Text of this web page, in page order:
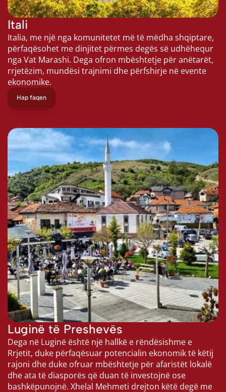
Itali
Italia, me një nga komunitetet më të mëdha shqiptare,
përfaqësohet me dinjitet përmes degës së udhëhequr
nga Vat Marashi. Dega ofron mbështetje për anëtarët,
rrjetëzim, mundësi trajnimi dhe përfshirje në evente
ekonomike.
Hap faqen
Luginë të Preshevës
Dega në Luginë është një hallkë e rëndësishme e
Rrjetit, duke përfaqësuar potencialin ekonomik të këtij
rajoni dhe duke ofruar mbështetje për afaristët lokalë
dhe ata të diasporës që duan të investojnë ose
bashkëpunojnë. Xhelal Mehmeti drejton këtë degë me